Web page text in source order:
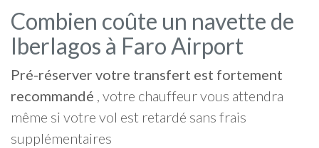
Combien coûte un navette de
Iberlagos à Faro Airport
Pré-réserver votre transfert est fortement
recommandé , votre chauffeur vous attendra
même si votre vol est retardé sans frais
supplémentaires